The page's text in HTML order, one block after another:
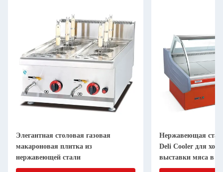
Элегантная столовая газовая
макароновая плитка из
нержавеющей стали
Нержавеющая
Deli Cooler для
выставки мяса в